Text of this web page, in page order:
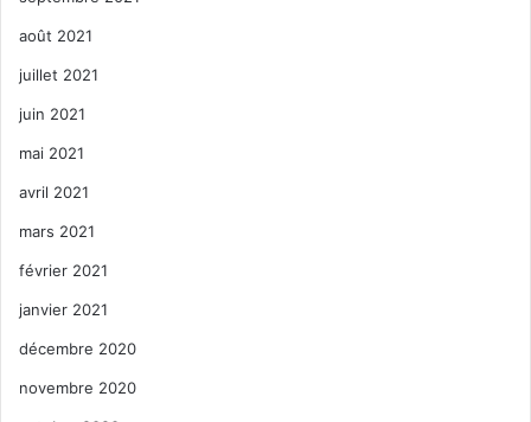
août 2021
juillet 2021
juin 2021
mai 2021
avril 2021
mars 2021
février 2021
janvier 2021
décembre 2020
novembre 2020